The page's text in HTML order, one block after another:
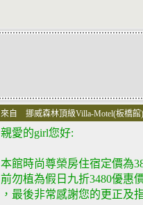
來自 挪威森林頂級Villa-Motel(板
親愛的girl您好:
本館時尚尊榮房住宿定價為
前勿植為假日九折3480優惠
，最後非常感謝您的更正及